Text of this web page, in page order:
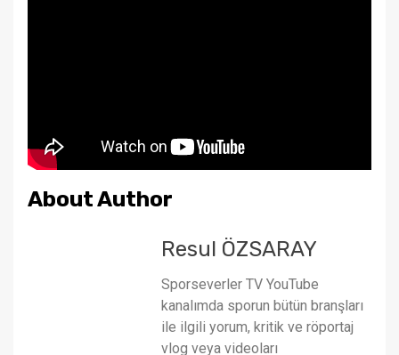
About Author
Resul ÖZSARAY
Sporseverler TV YouTube
kanalımda sporun bütün branşları
ile ilgili yorum, kritik ve röportaj
vlog veya videoları